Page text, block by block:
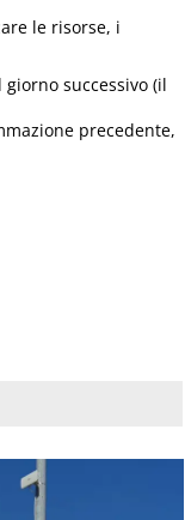
le risorse, i
successivo (il
precedente,